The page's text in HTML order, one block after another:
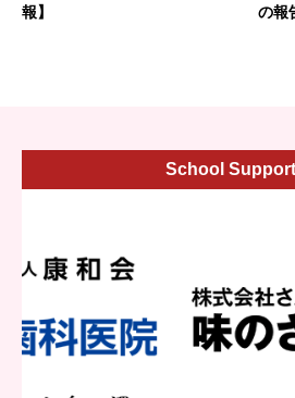
報】
の報
School